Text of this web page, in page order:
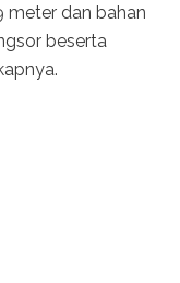
meter dan bahan
beserta